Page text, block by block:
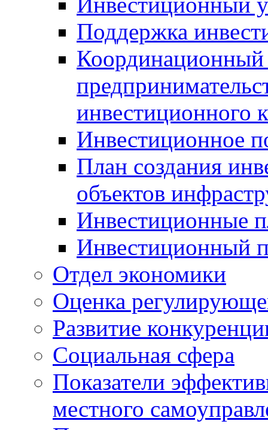
Поддержка
Координационный
инвестиционного
Инвестиционное
План создания
объектов
Инвестиционные
Инвестиционный
Отдел экономики
Оценка
Развитие
Социальная сфера
Показатели
местного